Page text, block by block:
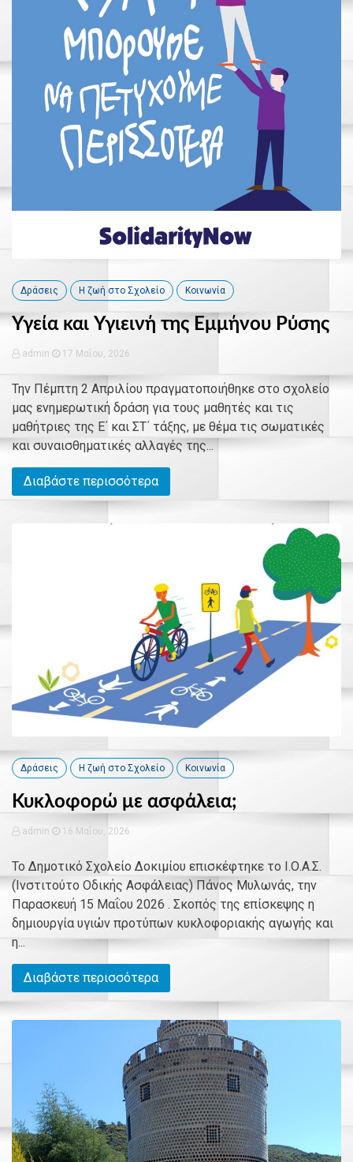
Δράσεις Η ζωή στο Σχολείο Κοινωνία
Υγεία και Υγιεινή της Εμμήνου Ρύσης
admin 17 Μαΐου, 2026
Την Πέμπτη 2 Απριλίου πραγματοποιήθηκε στο σχολείο
μας ενημερωτική δράση για τους μαθητές και τις
μαθήτριες της Ε΄ και ΣΤ΄ τάξης, με θέμα τις σωματικές
και συναισθηματικές αλλαγές της...
Διαβάστε περισσότερα
Δράσεις Η ζωή στο Σχολείο Κοινωνία
Κυκλοφορώ με ασφάλεια;
admin 16 Μαΐου, 2026
Το Δημοτικό Σχολείο Δοκιμίου επισκέφτηκε το Ι.Ο.Α.Σ.
(Ινστιτούτο Οδικής Ασφάλειας) Πάνος Μυλωνάς, την
Παρασκευή 15 Μαΐου 2026 . Σκοπός της επίσκεψης η
δημιουργία υγιών προτύπων κυκλοφοριακής αγωγής και
η...
Διαβάστε περισσότερα